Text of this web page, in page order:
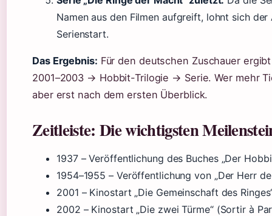
Namen aus den Filmen aufgreift, lohnt sich
Serienstart.
Das Ergebnis: Für den deutschen Zuschauer
2001–2003 → Hobbit-Trilogie → Serie. Wer mehr
aber erst nach dem ersten Überblick.
Zeitleiste: Die wichtigsten
1937– Veröffentlichung des Buches „Der
1954–1955 – Veröffentlichung von „Der Herr
2001 – Kinostart „Die Gemeinschaft des
2002 – Kinostart „Die zwei Türme“ (Sortir à